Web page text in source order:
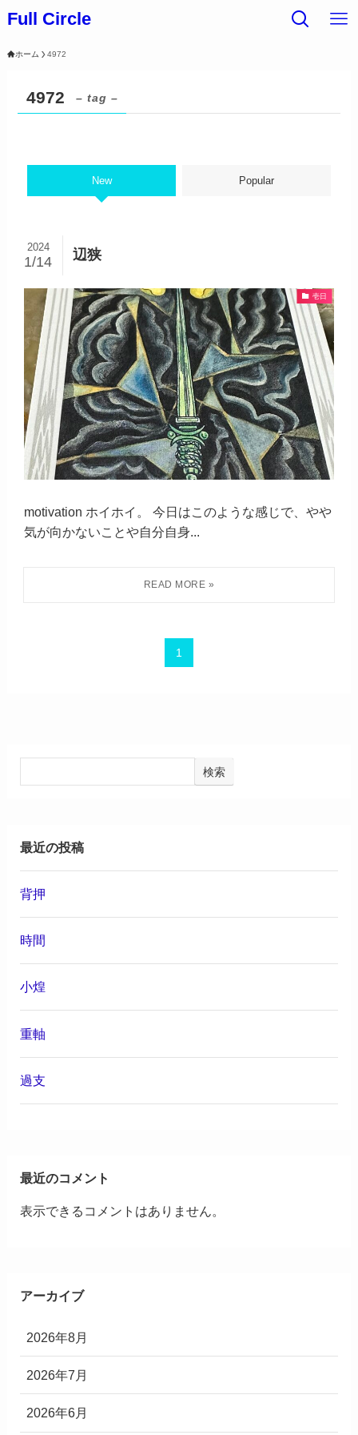
Full Circle
ホーム 4972
4972 – tag –
New Popular
辺狭
2024
1/14
壱日
motivation ホイホイ。 今日はこのような感じで、やや
気が向かないことや自分自身...
1
検索
最近の投稿
背押
時間
小煌
重軸
過支
最近のコメント
表示できるコメントはありません。
アーカイブ
2026年8月
2026年7月
2026年6月